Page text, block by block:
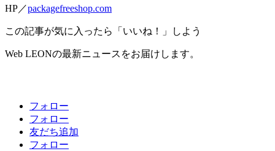
HP／packagefreeshop.com
この記事が気に入ったら「いいね！」しよう
Web LEONの最新ニュースをお届けします。
フォロー
フォロー
友だち追加
フォロー